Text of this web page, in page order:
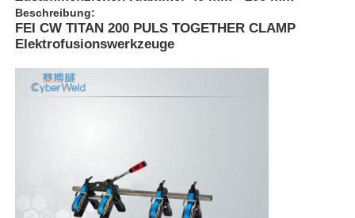
Beschreibung:
FEI CW TITAN 200 PULS TOGETHER CLAMP
Elektrofusionswerkzeuge